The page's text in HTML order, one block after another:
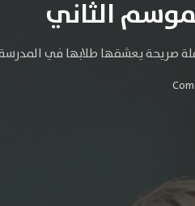
صريحة يعشقها طلابها في